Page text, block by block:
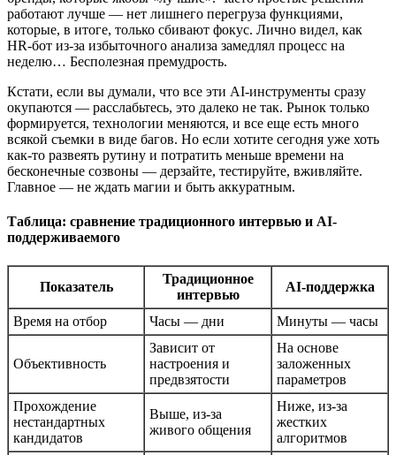
работают лучше — нет лишнего перегруза функциями,
которые, в итоге, только сбивают фокус. Лично видел, как
HR-бот из-за избыточного анализа замедлял процесс на
неделю… Бесполезная премудрость.
Кстати, если вы думали, что все эти AI-инструменты сразу
окупаются — расслабьтесь, это далеко не так. Рынок только
формируется, технологии меняются, и все еще есть много
всякой съемки в виде багов. Но если хотите сегодня уже хоть
как-то развеять рутину и потратить меньше времени на
бесконечные созвоны — дерзайте, тестируйте, вживляйте.
Главное — не ждать магии и быть аккуратным.
Таблица: сравнение традиционного интервью и AI-
поддерживаемого
Показатель
Традиционное
интервью
AI-поддержка
Время на отбор Часы — дни Минуты — часы
Объективность
Зависит от
настроения и
предвзятости
На основе
заложенных
параметров
Прохождение
нестандартных
кандидатов
Выше, из-за
живого общения
Ниже, из-за
жестких
алгоритмов